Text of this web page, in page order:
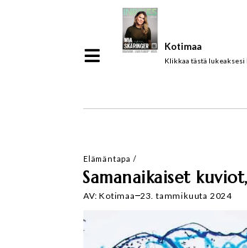
Kotimaa
Klikkaa tästä lukeaksesi
Elämäntapa /
Samanaikaiset
AV: Kotimaa 23. tammikuuta 2024